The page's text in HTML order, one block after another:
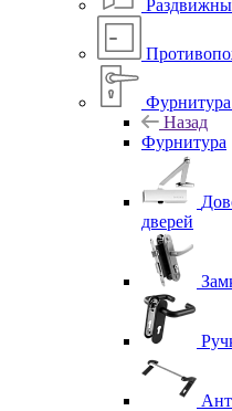
Фурнитура
Назад
Фурнитура
дверей